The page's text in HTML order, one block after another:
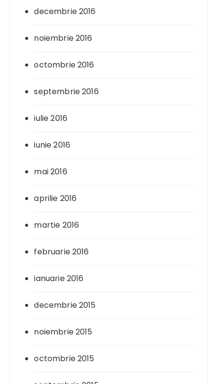
decembrie 2016
noiembrie 2016
octombrie 2016
septembrie 2016
iulie 2016
iunie 2016
mai 2016
aprilie 2016
martie 2016
februarie 2016
ianuarie 2016
decembrie 2015
noiembrie 2015
octombrie 2015